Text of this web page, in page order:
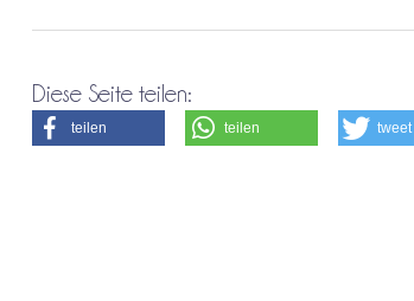
Diese Seite teilen:
teilen teilen tweet